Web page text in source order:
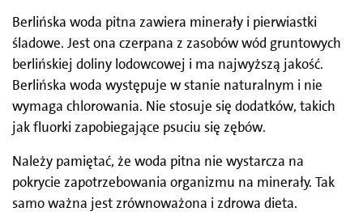
Berlińska woda pitna zawiera minerały i pierwiastki
śladowe. Jest ona czerpana z zasobów wód gruntowych
berlińskiej doliny lodowcowej i ma najwyższą jakość.
Berlińska woda występuje w stanie naturalnym i nie
wymaga chlorowania. Nie stosuje się dodatków, takich
jak fluorki zapobiegające psuciu się zębów.
Należy pamiętać, że woda pitna nie wystarcza na
pokrycie zapotrzebowania organizmu na minerały. Tak
samo ważna jest zrównoważona i zdrowa dieta.